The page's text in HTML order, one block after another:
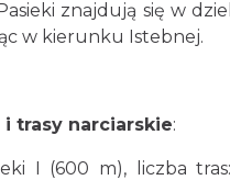
znajdują się w
w kierunku Istebnej.
trasy narciarskie:
I (600 m), liczba